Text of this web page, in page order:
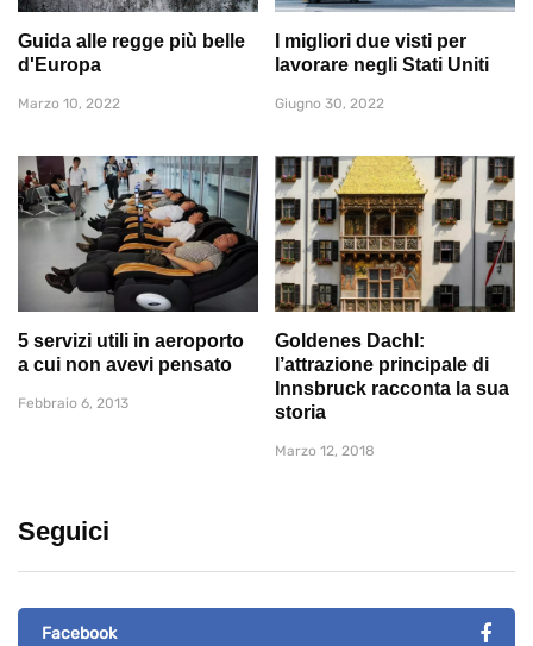
Guida alle regge più belle
d'Europa
Marzo 10, 2022
I migliori due visti per
lavorare negli Stati Uniti
Giugno 30, 2022
5 servizi utili in aeroporto
a cui non avevi pensato
Febbraio 6, 2013
Goldenes Dachl:
l’attrazione principale di
Innsbruck racconta la sua
storia
Marzo 12, 2018
Seguici
Facebook